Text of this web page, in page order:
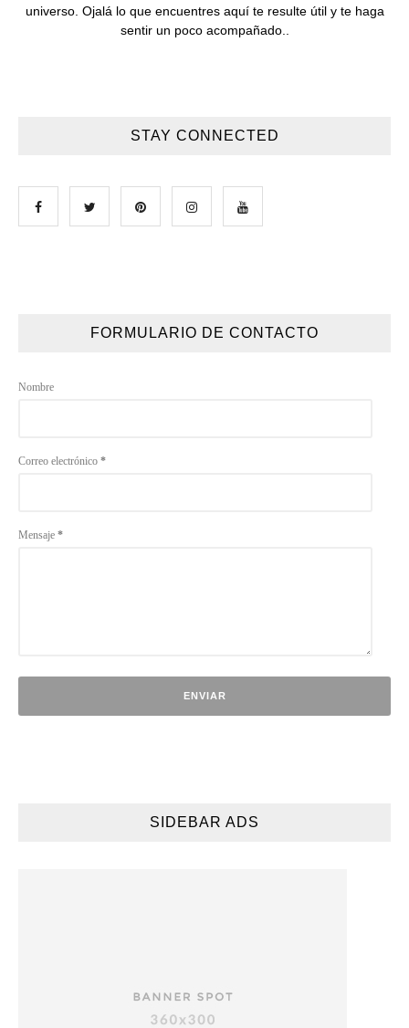
universo. Ojalá lo que encuentres aquí te resulte útil y te haga
sentir un poco acompañado..
STAY CONNECTED
FORMULARIO DE CONTACTO
Nombre
Correo electrónico *
Mensaje *
SIDEBAR ADS